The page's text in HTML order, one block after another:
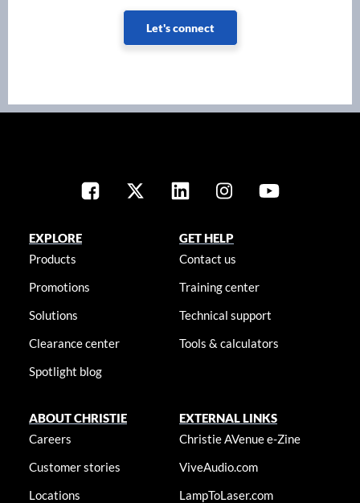
Let's connect
EXPLORE
Products
Promotions
Solutions
Clearance center
Spotlight blog
GET HELP
Contact us
Training center
Technical support
Tools & calculators
ABOUT CHRISTIE
Careers
Customer stories
Locations
EXTERNAL LINKS
Christie AVenue e-Zine
ViveAudio.com
LampToLaser.com